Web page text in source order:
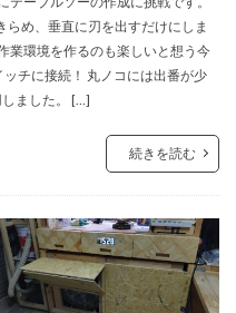
め、垂直に刃を出すだけにしま
業環境を作るのも楽しいと想う今
チに接続！ 丸ノコには出番が少
ました。 […]
続きを読む